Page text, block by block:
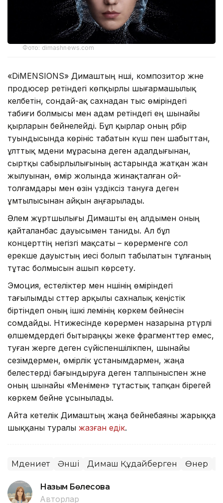
Фото: dimashnews.com
«DiMENSIONS» Димаштың әнші, композитор және
продюсер ретіндегі көпқырлы шығармашылық
келбетін, сондай-ақ сахнадан тыс өміріндегі
табиғи болмысы мен адам ретіндегі ең шынайы
қырларын бейнелейді. Бұл қырлар оның әрбір
туындысында көрініс табатын күш пен шабыттан,
ұлттық мәдени мұрасына деген адалдығынан,
сыртқы сабырлылығының астарында жатқан жан
жылуынан, өмір жолында жинақталған ой-
толғамдары мен өзін үздіксіз тануға деген
ұмтылысынан айқын аңғарылады.
Әлем жұртшылығы Димашты ең алдымен оның
қайталанбас дауысымен таниды. Ал бұл
концерттің негізгі мақсаты – көрерменге сол
ерекше дауыстың иесі болып табылатын тұлғаның
тұтас болмысын ашып көрсету.
Эмоция, естеліктер мен әншінің өміріндегі
тағылымды сәттер арқылы сахналық кеңістік
біртіндеп оның ішкі әлемінің көркем бейнесін
сомдайды. Нәтижесінде көрермен назарына әртүрлі
өлшемдердегі бытыраңқы жеке фрагменттер емес,
туған жерге деген сүйіспеншілікпен, шынайы
сезімдермен, өмірлік ұстанымдармен, жаңа
белестерді бағындыруға деген талпыныспен және
оның шынайы «Менімен» тұтастық тапқан бірегей
көркем бейне ұсынылады.
Айта кетелік Димаштың жаңа бейнебаяны жарыққа
шыққаны туралы жазған едік.
Мәдениет Әнші Димаш Құдайберген Өнер
Назым Бөлесова
Авторлар